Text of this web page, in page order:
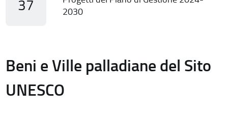
37
2030
Beni e Ville palladiane del Sito
UNESCO